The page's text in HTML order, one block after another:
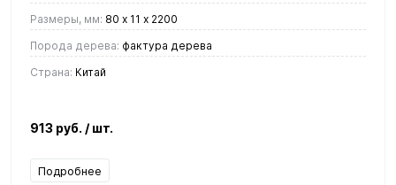
Размеры, мм: 80 х 11 х 2200
Порода дерева: фактура дерева
Страна: Китай
913 руб. / шт.
Подробнее